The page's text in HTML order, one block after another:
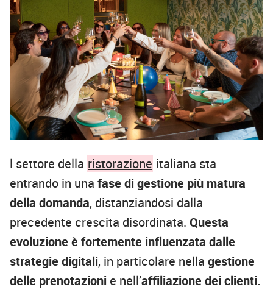
l settore della ristorazione italiana sta
entrando in una fase di gestione più matura
della domanda, distanziandosi dalla
precedente crescita disordinata. Questa
evoluzione è fortemente influenzata dalle
strategie digitali, in particolare nella gestione
delle prenotazioni e nell’affiliazione dei clienti.